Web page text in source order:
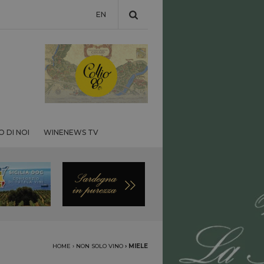
EN
DI NOI WINENEWS TV
HOME › NON SOLO VINO › MIELE